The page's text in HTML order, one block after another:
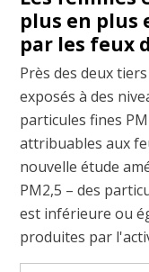
plus en plus
par les feux
Près des deux
exposés à des
particules fines
attribuables aux
nouvelle étude
PM2,5 – des
est inférieure ou
produites par